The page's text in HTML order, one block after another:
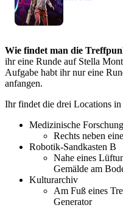
Wie findet man die
ihr eine Runde auf Stella
Aufgabe habt ihr nur eine
anfangen.
Ihr findet die drei Locations
Medizinische
Rechts neben
Robotik-Sandkasten B
Nahe eines
Gemälde am
Kulturarchiv
Am Fuß eines
Generator